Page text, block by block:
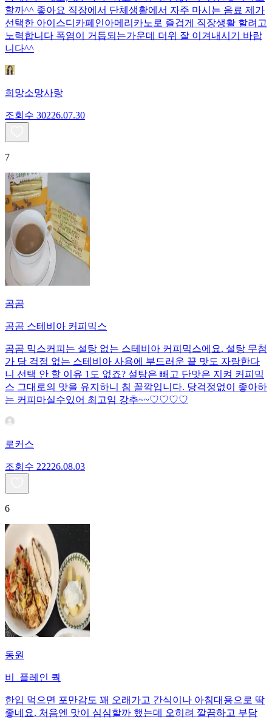
할까^^ 좋아요 직장에서 단체생활에서 자주 마시는 음료 제가
선택한 아이스디카페인아메리카노로 즐겁게 직장생활 할려고
노력합니다 폭염이 거듭되는가운데 더위 잘 이겨내시기 바랍
니다^^
희망소망사랑
조회수 30226.07.30
7
곰곰
곰곰 스테비아 커피믹스
곰곰 믹스커피는 설탕 없는 스테비아 커피믹스에요. 설탕 무첨
가 당 걱정 없는 스테비아 사용에 부드러운 끝 맛도 자랑한다
니 선택 안 할 이유 1도 없죠? 설탕은 빼고 단맛은 지켜 커피믹
스 그대로의 맛을 유지하니 침 꼴깍입니다. 당걱정없이 좋아하
는 커피마실수있어 최고임 강추~~♡♡♡♡
로커스
조회수 22226.08.03
6
동원
비_플레인 쿽
한입 먹으면 포만감도 꽤 오래가고 간식이나 아침대용으로 딱
좋네요. 처음엔 맛이 심심할까 했는데 오히려 깔끔하고 부담